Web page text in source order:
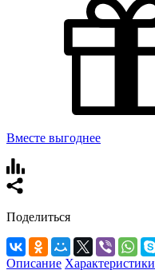
Вместе выгоднее
Поделиться
Описание Характеристики